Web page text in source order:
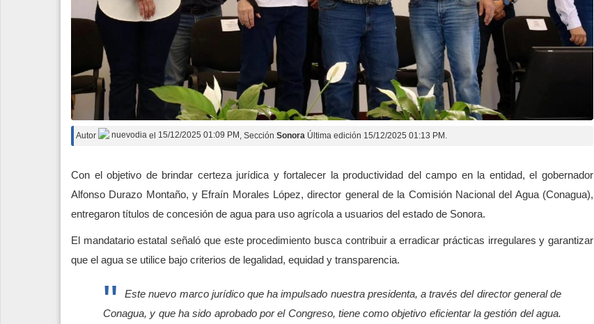
Autor nuevodia el 15/12/2025 01:09 PM , Sección Sonora Última edición 15/12/2025 01:13 PM.
Con el objetivo de brindar certeza jurídica y fortalecer la productividad del campo en la entidad, el gobernador
Alfonso Durazo Montaño, y Efraín Morales López, director general de la Comisión Nacional del Agua (Conagua),
entregaron títulos de concesión de agua para uso agrícola a usuarios del estado de Sonora.
El mandatario estatal señaló que este procedimiento busca contribuir a erradicar prácticas irregulares y garantizar
que el agua se utilice bajo criterios de legalidad, equidad y transparencia.
Este nuevo marco jurídico que ha impulsado nuestra presidenta, a través del director general de
Conagua, y que ha sido aprobado por el Congreso, tiene como objetivo eficientar la gestión del agua.